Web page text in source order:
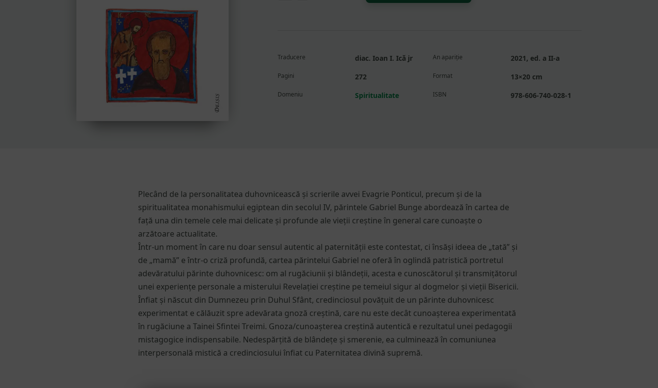
duhovnicesc
avva
Evagrie
Traducere diac. Ioan I. Ică jr An apariție 2021, ed. a II-a
Pagini 272 Format 13×20 cm
Domeniu Spiritualitate ISBN 978-606-740-028-1
Plecând de la personalitatea duhovnicească și scrierile avvei Evagrie Ponticul, precum și de la
spiritualitatea monahismului egiptean din secolul IV, părintele Gabriel Bunge abordează în cartea de
față una din temele cele mai delicate și profunde ale vieții creștine în general care cunoaște o
arzătoare actualitate.
Într-un moment în care nu doar sensul autentic al paternității este contestat, ci însăși ideea de „tată” și
de „mamă” e într-o criză profundă, cartea părintelui Gabriel ne oferă în oglindă patristică portretul
adevăratului părinte duhovnicesc: om al rugăciunii și blândeții, acesta e cunoscătorul și transmițătorul
unei experiențe personale a misterului Revelației creștine pe temeiul sigur al dogmelor și vieții Bisericii.
Înfiat și născut din Dumnezeu prin Duhul Sfânt, credinciosul povățuit de un părinte duhovnicesc
experimentat e călăuzit spre adevărata gnoză creștină, care nu este decât cunoașterea experimentată
în rugăciune a Tainei Sfintei Treimi. Gnoza/cunoașterea creștină autentică e rezultatul unei pedagogii
mistagogice indispensabile. Nedespărțită de blândețe și smerenie, ea culminează în comuniunea
interpersonală mistică a credinciosului înfiat cu Paternitatea divină supremă.